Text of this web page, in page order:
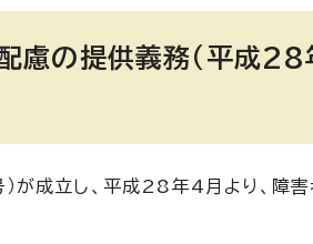
慮の提供義務（平成
が成立し、平成28年4月より、障害